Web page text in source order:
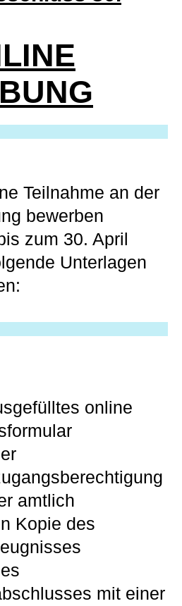
Teilnahme an der
bewerben
zum 30. April
Unterlagen
online
amtlich
Kopie des
mit einer